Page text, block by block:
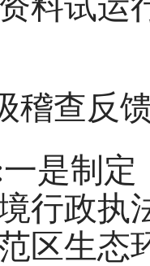
稽查反
是制
行政执
区生态